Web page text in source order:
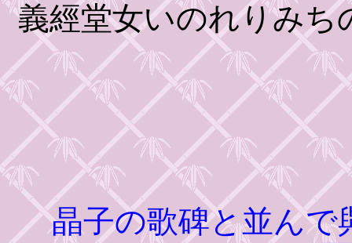
義經堂女いのれりみち
晶子の歌碑と並んで